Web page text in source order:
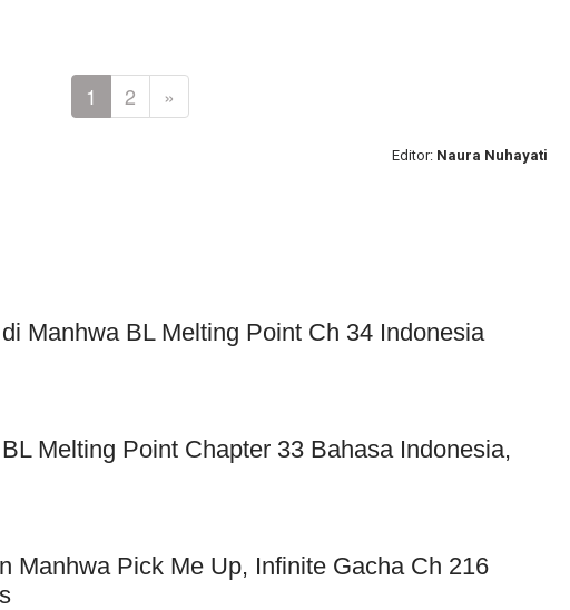
1 2 »
Editor: Naura Nuhayati
Manhwa BL Melting Point Ch 34 Indonesia
Melting Point Chapter 33 Bahasa Indonesia,
Manhwa Pick Me Up, Infinite Gacha Ch 216